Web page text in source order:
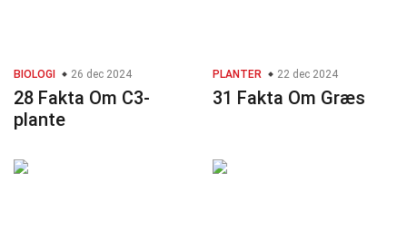
BIOLOGI 26 dec 2024
28 Fakta Om C3-
plante
PLANTER 22 dec 2024
31 Fakta Om Græs